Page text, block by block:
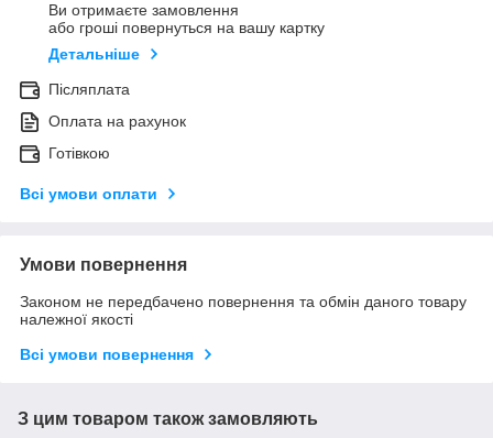
Ви отримаєте замовлення
або гроші повернуться на вашу картку
Детальніше
Післяплата
Оплата на рахунок
Готівкою
Всі умови оплати
Умови повернення
Законом не передбачено повернення та обмін даного товару
належної якості
Всі умови повернення
З цим товаром також замовляють